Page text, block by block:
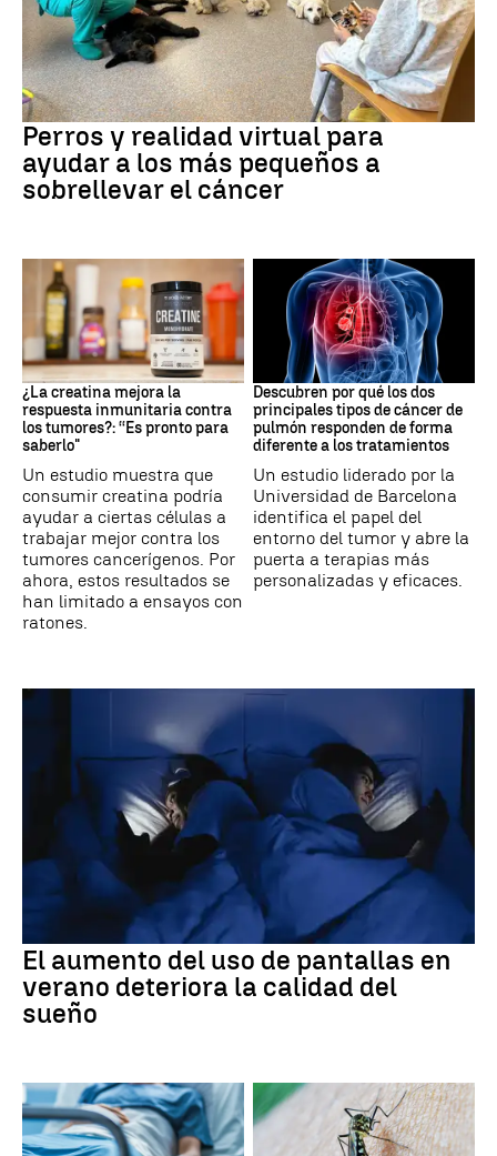
Galicia
Perros y realidad virtual para
ayudar a los más pequeños a
sobrellevar el cáncer
Suplementos deportivos
¿La creatina mejora la
respuesta inmunitaria contra
los tumores?: “Es pronto para
saberlo"
Un estudio muestra que
consumir creatina podría
ayudar a ciertas células a
trabajar mejor contra los
tumores cancerígenos. Por
ahora, estos resultados se
han limitado a ensayos con
ratones.
Cáncer de pulmón
Descubren por qué los dos
principales tipos de cáncer de
pulmón responden de forma
diferente a los tratamientos
Un estudio liderado por la
Universidad de Barcelona
identifica el papel del
entorno del tumor y abre la
puerta a terapias más
personalizadas y eficaces.
El aumento del uso de pantallas en
verano deteriora la calidad del
sueño